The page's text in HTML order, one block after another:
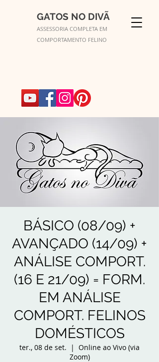
GATOS NO DIVÃ
ASSESSORIA COMPLETA EM
COMPORTAMENTO FELINO
BÁSICO (08/09) +
AVANÇADO (14/09) +
ANÁLISE COMPORT.
(16 E 21/09) = FORM.
EM ANÁLISE
COMPORT. FELINOS
DOMÉSTICOS
ter., 08 de set.
  |
Online ao Vivo (via
Zoom)